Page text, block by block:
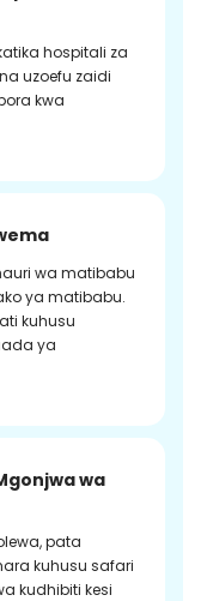
hospitali za
uzoefu zaidi
kwa
wa matibabu
ya matibabu.
kuhusu
ya
wa
pata
kuhusu safari
kudhibiti kesi